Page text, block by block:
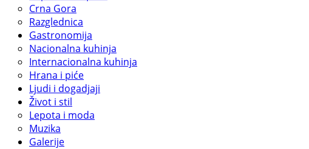
Crna Gora
Razglednica
Gastronomija
Nacionalna kuhinja
Internacionalna kuhinja
Hrana i piće
Ljudi i dogadjaji
Život i stil
Lepota i moda
Muzika
Galerije